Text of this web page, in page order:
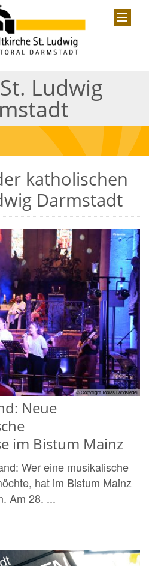
Ludwig
katholischen
Darmstadt
© Copyright Tobias Landsiedel
Neue
im Bistum Mainz
Wer eine musikalische
hat im Bistum Mainz
Am 28. ...